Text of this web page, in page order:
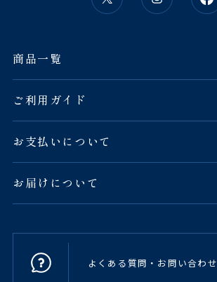
商品一覧
ご利用ガイド
お支払いについて
お届けについて
よくある質問・お問い合わせ